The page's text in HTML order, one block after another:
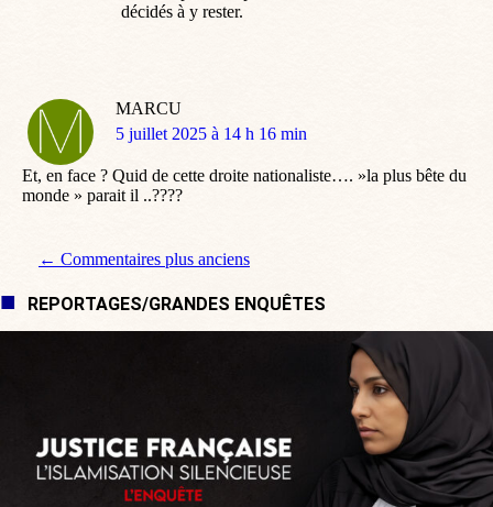
décidés à y rester.
MARCU
dit
5 juillet 2025 à 14 h 16 min
Et, en face ? Quid de cette droite nationaliste…. »la plus bête du
monde » parait il ..????
Navigation de commentaire
← Commentaires plus anciens
REPORTAGES/GRANDES ENQUÊTES